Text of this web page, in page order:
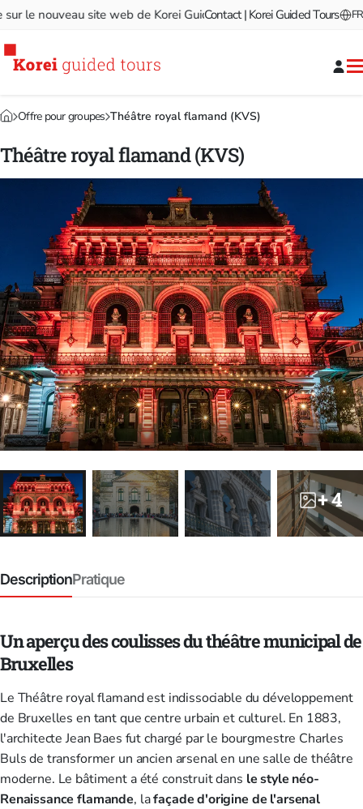
le nouveau site web de Korei Guided Tours! Bienvenue sur
Contact | Korei Guided Tours FR
Offre pour groupes Théâtre royal flamand (KVS)
Théâtre royal flamand (KVS)
+ 4
DescriptionPratique
Un aperçu des coulisses du théâtre municipal de
Bruxelles
Le Théâtre royal flamand est indissociable du développement
de Bruxelles en tant que centre urbain et culturel. En 1883,
l'architecte Jean Baes fut chargé par le bourgmestre Charles
Buls de transformer un ancien arsenal en une salle de théâtre
moderne. Le bâtiment a été construit dans le style néo-
Renaissance flamande, lafaçade d'origine de l'arsenal